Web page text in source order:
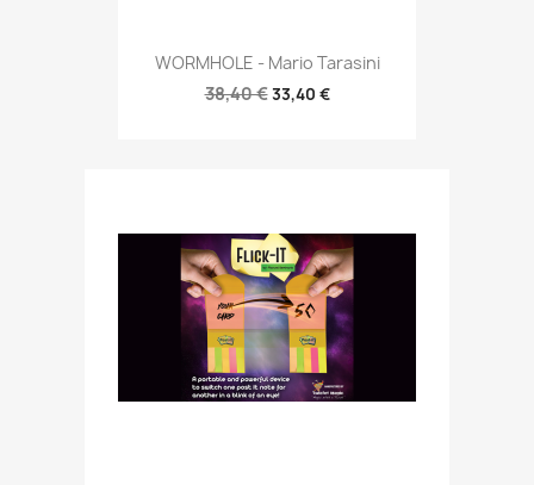
WORMHOLE - Mario Tarasini
38,40 €33,40 €